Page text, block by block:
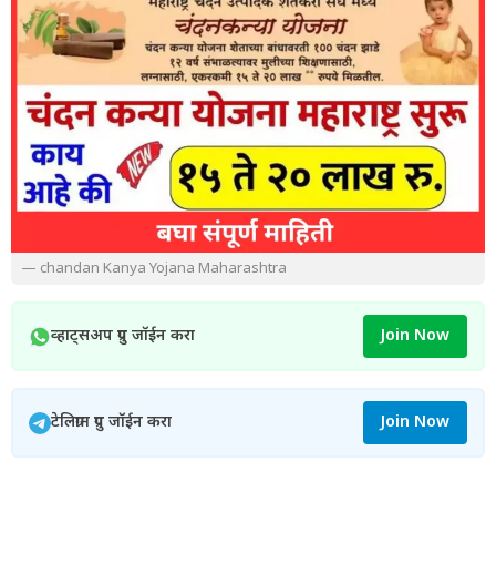
— chandan Kanya Yojana Maharashtra
व्हाट्सअप ग्रुप जॉईन करा Join Now
टेलिग्राम ग्रुप जॉईन करा Join Now